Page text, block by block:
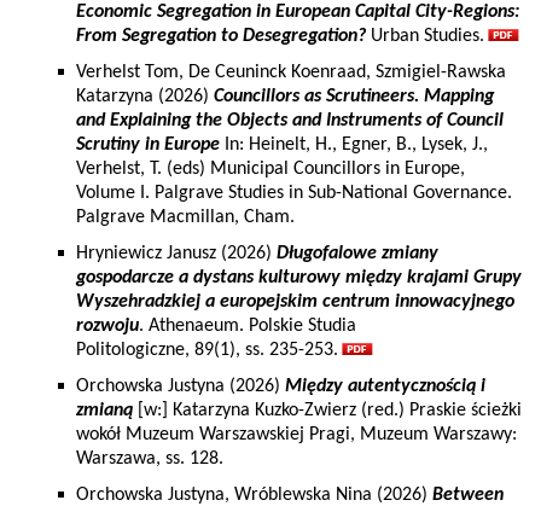
Economic Segregation in European Capital City-Regions:
From Segregation to Desegregation? Urban Studies.
Verhelst Tom, De Ceuninck Koenraad, Szmigiel-Rawska
Katarzyna (2026) Councillors as Scrutineers. Mapping
and Explaining the Objects and Instruments of Council
Scrutiny in Europe In: Heinelt, H., Egner, B., Lysek, J.,
Verhelst, T. (eds) Municipal Councillors in Europe,
Volume I. Palgrave Studies in Sub-National Governance.
Palgrave Macmillan, Cham.
Hryniewicz Janusz (2026) Długofalowe zmiany
gospodarcze a dystans kulturowy między krajami Grupy
Wyszehradzkiej a europejskim centrum innowacyjnego
rozwoju. Athenaeum. Polskie Studia
Politologiczne, 89(1), ss. 235-253.
Orchowska Justyna (2026) Między autentycznością i
zmianą [w:] Katarzyna Kuzko-Zwierz (red.) Praskie ścieżki
wokół Muzeum Warszawskiej Pragi, Muzeum Warszawy:
Warszawa, ss. 128.
Orchowska Justyna, Wróblewska Nina (2026) Between